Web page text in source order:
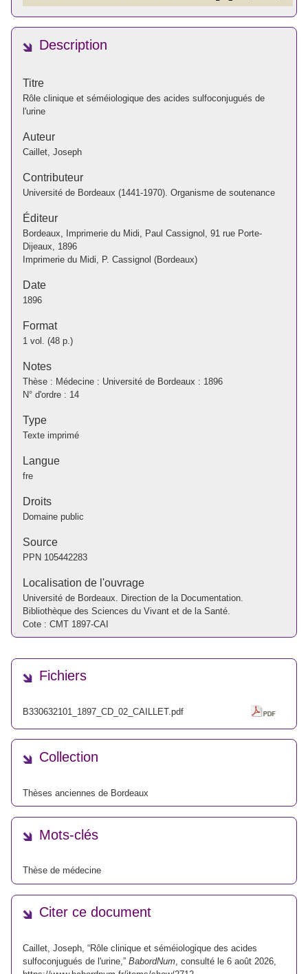
Description
Titre
Rôle clinique et séméiologique des acides sulfoconjugués de
l'urine
Auteur
Caillet, Joseph
Contributeur
Université de Bordeaux (1441-1970). Organisme de soutenance
Éditeur
Bordeaux, Imprimerie du Midi, Paul Cassignol, 91 rue Porte-
Dijeaux, 1896
Imprimerie du Midi, P. Cassignol (Bordeaux)
Date
1896
Format
1 vol. (48 p.)
Notes
Thèse : Médecine : Université de Bordeaux : 1896
N° d'ordre : 14
Type
Texte imprimé
Langue
fre
Droits
Domaine public
Source
PPN 105442283
Localisation de l'ouvrage
Université de Bordeaux. Direction de la Documentation.
Bibliothèque des Sciences du Vivant et de la Santé.
Cote : CMT 1897-CAI
Fichiers
B330632101_1897_CD_02_CAILLET.pdf
Collection
Thèses anciennes de Bordeaux
Mots-clés
Thèse de médecine
Citer ce document
Caillet, Joseph, “Rôle clinique et séméiologique des acides
sulfoconjugués de l'urine,” BabordNum , consulté le 6 août 2026,